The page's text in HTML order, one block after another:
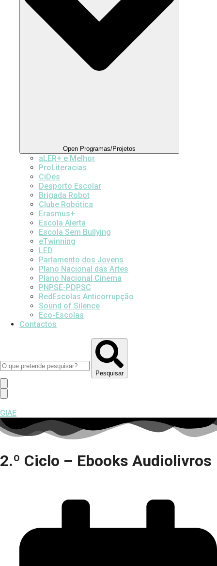
Open Programas/Projetos
aLER+ e Melhor
ProLiteracias
CiDes
Desporto Escolar
Brigada Robot
Clube Robótica
Erasmus+
Escola Alerta
Escola Sem Bullying
eTwinning
LED
Parlamento dos Jovens
Plano Nacional das Artes
Plano Nacional Cinema
PNPSE-PDPSC
RedEscolas Anticorrupção
Sound of Silence
Eco-Escolas
Contactos
Pesquisar
GIAE
2.º Ciclo – Ebooks Audiolivros